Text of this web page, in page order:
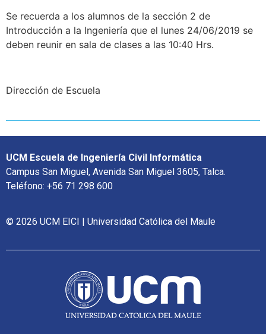
Se recuerda a los alumnos de la sección 2 de
Introducción a la Ingeniería que el lunes 24/06/2019 se
deben reunir en sala de clases a las 10:40 Hrs.
Dirección de Escuela
UCM Escuela de Ingeniería Civil Informática
Campus San Miguel, Avenida San Miguel 3605, Talca.
Teléfono: +56 71 298 600
© 2026 UCM EICI | Universidad Católica del Maule